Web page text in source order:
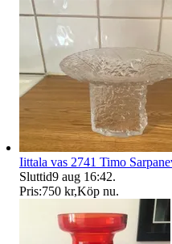
Iittala vas 2741 Timo
Sluttid9 aug 16:42.
Pris:750 kr,Köp nu.